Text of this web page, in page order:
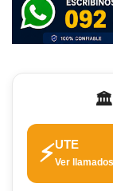
🏛️
⚡UTE
Ver llamados